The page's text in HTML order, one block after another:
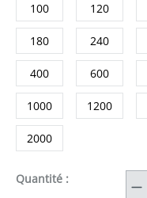
100 120
180 240
400 600
1000 1200
2000
Quantité :